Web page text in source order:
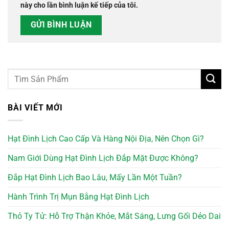
này cho lần bình luận kế tiếp của tôi.
BÀI VIẾT MỚI
Hạt Đình Lịch Cao Cấp Và Hàng Nội Địa, Nên Chọn Gì?
Nam Giới Dùng Hạt Đình Lịch Đắp Mặt Được Không?
Đắp Hạt Đình Lịch Bao Lâu, Mấy Lần Một Tuần?
Hành Trình Trị Mụn Bằng Hạt Đình Lịch
Thỏ Ty Tử: Hỗ Trợ Thận Khỏe, Mắt Sáng, Lưng Gối Dẻo Dai